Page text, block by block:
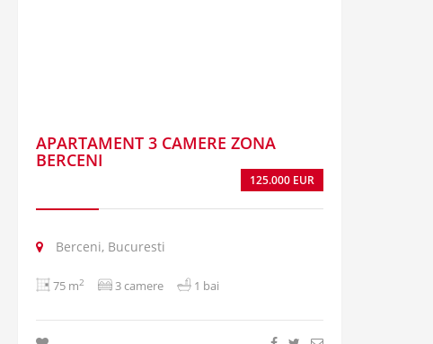
APARTAMENT 3 CAMERE ZONA
BERCENI
125.000 EUR
Berceni, Bucuresti
75 m2 3 camere 1 bai